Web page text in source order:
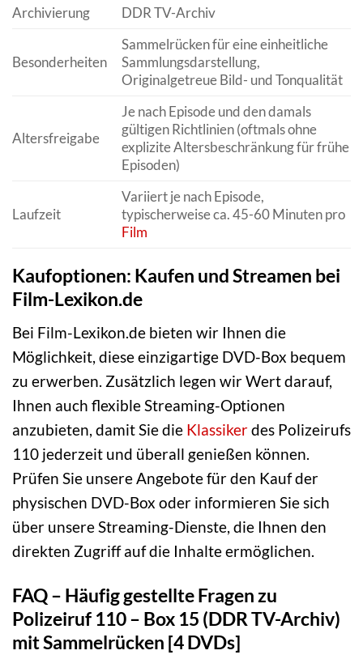
Archivierung
DDR TV-Archiv
Besonderheiten
Sammelrücken für eine einheitliche
Sammlungsdarstellung,
Originalgetreue Bild- und Tonqualität
Altersfreigabe
Je nach Episode und den damals
gültigen Richtlinien (oftmals ohne
explizite Altersbeschränkung für frühe
Episoden)
Laufzeit
Variiert je nach Episode,
typischerweise ca. 45-60 Minuten pro
Film
Kaufoptionen: Kaufen und Streamen bei
Film-Lexikon.de
Bei Film-Lexikon.de bieten wir Ihnen die
Möglichkeit, diese einzigartige DVD-Box bequem
zu erwerben. Zusätzlich legen wir Wert darauf,
Ihnen auch flexible Streaming-Optionen
anzubieten, damit Sie die Klassikerdes Polizeirufs
110 jederzeit und überall genießen können.
Prüfen Sie unsere Angebote für den Kauf der
physischen DVD-Box oder informieren Sie sich
über unsere Streaming-Dienste, die Ihnen den
direkten Zugriff auf die Inhalte ermöglichen.
FAQ – Häufig gestellte Fragen zu
Polizeiruf 110 – Box 15 (DDR TV-Archiv)
mit Sammelrücken [4 DVDs]